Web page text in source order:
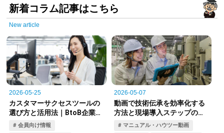
新着コラム記事はこちら
New article